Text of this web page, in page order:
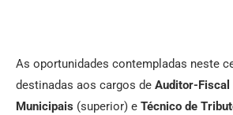
As oportunidades contempladas neste
destinadas aos cargos de Auditor-Fiscal
Municipais (superior) e Técnico de